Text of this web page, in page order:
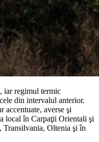
iar regimul termic
din intervalul anterior.
averse şi
local în Carpaţii Orientali şi
Transilvania, Oltenia şi în